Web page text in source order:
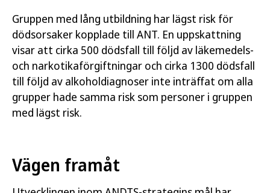
Gruppen med lång utbildning har lägst risk för
dödsorsaker kopplade till ANT. En uppskattning
visar att cirka 500 dödsfall till följd av läkemedels-
och narkotikaförgiftningar och cirka 1300 dödsfall
till följd av alkoholdiagnoser inte inträffat om alla
grupper hade samma risk som personer i gruppen
med lägst risk.
Vägen framåt